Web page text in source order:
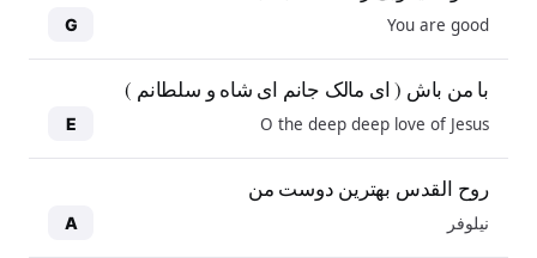
You are good
G
با من باش ( ای مالک جانم ای شاه و سلطانم )
O the deep deep love of Jesus
E
روح القدس بهترین دوست من
نیلوفر A